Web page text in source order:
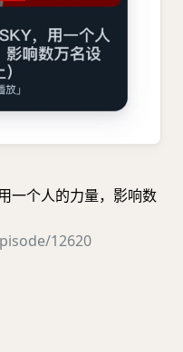
一个人的力量，影响数
12620